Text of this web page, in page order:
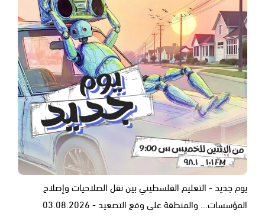
يوم جديد - التعليم الفلسطيني بين نقل الصلاحيات وإصلاح
المؤسسات... والمنطقة على وقع التصعيد - 03.08.2026